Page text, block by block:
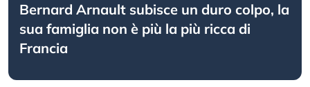
Bernard Arnault subisce un duro colpo, la
sua famiglia non è più la più ricca di
Francia